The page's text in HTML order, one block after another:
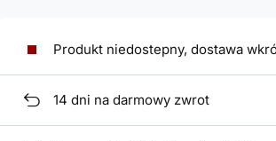
Produkt niedostepny, dostawa
14 dni na darmowy zwrot